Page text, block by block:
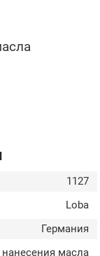
1127
Loba
Германия
масла